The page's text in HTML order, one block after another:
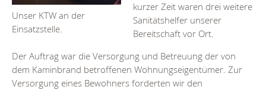
Unser KTW an der
Einsatzstelle.
kurzer Zeit waren drei weitere
Sanitätshelfer unserer
Bereitschaft vor Ort.
Der Auftrag war die Versorgung und Betreuung der von
dem Kaminbrand betroffenen Wohnungseigentümer. Zur
Versorgung eines Bewohners forderten wir den